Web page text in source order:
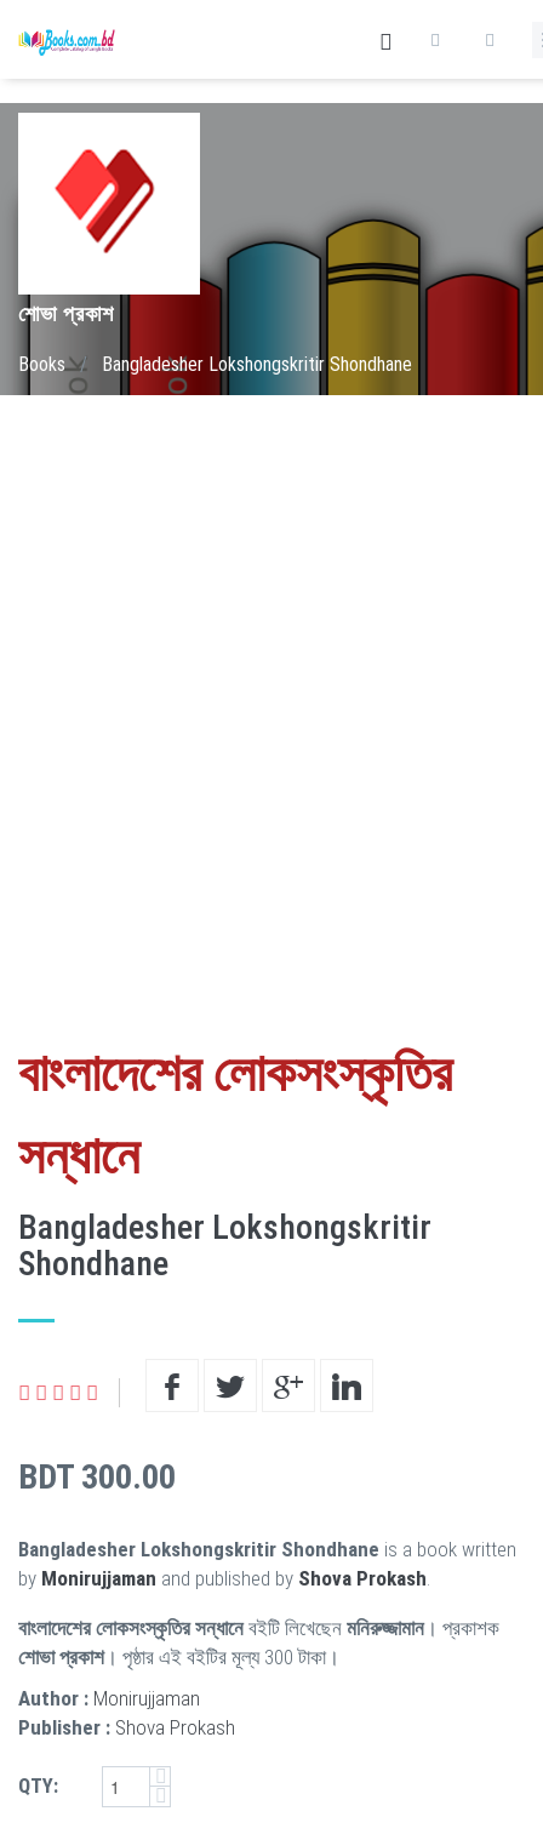
শোভা প্রকাশ
Books / Bangladesher Lokshongskritir Shondhane
বাংলাদেশের লোকসংস্কৃতির
সন্ধানে
Bangladesher Lokshongskritir
Shondhane
BDT 300.00
Bangladesher Lokshongskritir Shondhane is a book written
by Monirujjaman and published by Shova Prokash
বাংলাদেশের লোকসংস্কৃতির সন্ধানেবইটি লিখেছেন মনিরুজ্জামান। প্রকাশক
শোভা প্রকাশ। পৃষ্ঠার এই বইটির মূল্য 300 টাকা।
Author : Monirujjaman
Publisher : Shova Prokash
QTY: